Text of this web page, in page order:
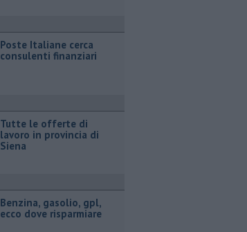
Poste Italiane cerca
consulenti finanziari
​Tutte le offerte di
lavoro in provincia di
Siena
​Benzina, gasolio, gpl,
ecco dove risparmiare